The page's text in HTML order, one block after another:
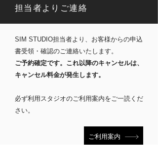
担当者よりご連絡
SIM STUDIO担当者より、お客様からの申込
書受領・確認のご連絡いたします。
ご予約確定です。これ以降のキャンセルは、
キャンセル料金が発生します。
必ず利用スタジオのご利用案内をご一読くだ
さい。
ご利用案内